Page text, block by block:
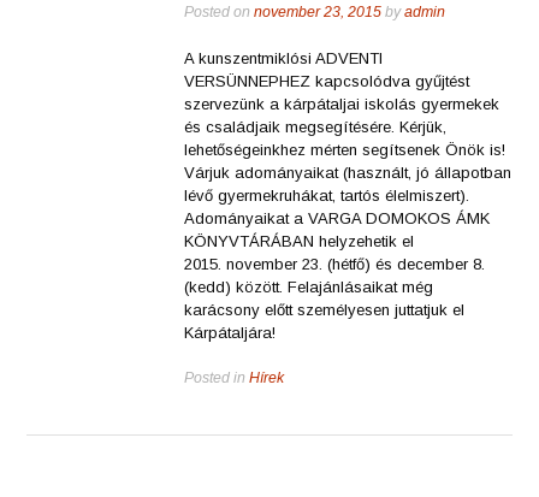
Posted onnovember 23, 2015 byadmin
A kunszentmiklósi ADVENTI
VERSÜNNEPHEZ kapcsolódva gyűjtést
szervezünk a kárpátaljai iskolás gyermekek
és családjaik megsegítésére. Kérjük,
lehetőségeinkhez mérten segítsenek Önök is!
Várjuk adományaikat (használt, jó állapotban
lévő gyermekruhákat, tartós élelmiszert).
Adományaikat a VARGA DOMOKOS ÁMK
KÖNYVTÁRÁBAN helyzehetik el
2015. november 23. (hétfő) és december 8.
(kedd) között. Felajánlásaikat még
karácsony előtt személyesen juttatjuk el
Kárpátaljára!
Posted inHírek